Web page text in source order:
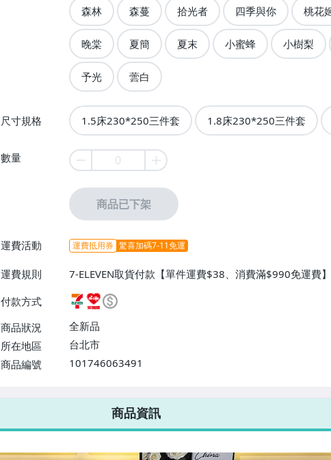
森林 森蔓 拾光者 四季與你 桃花
晚棠 夏簡 夏末 小蜜蜂 小樹梨
予光 蕓白
尺寸規格 1.5床230*250三件套 1.8床230*250三件套
數量
商品已下架
運費活動 運費抵用券 驚喜加碼7-11免運
運費規則
7-ELEVEN取貨付款【單件運費$38、消費滿$990免運費
付款【單件運費$60、消費滿$990免運費】
付款方式
商品狀況
全新品
所在地區
台北市
商品編號
101746063491
7-ELEVEN 運費只要38元
不限金額、筆數，筆筆優惠無限次！
商品資訊